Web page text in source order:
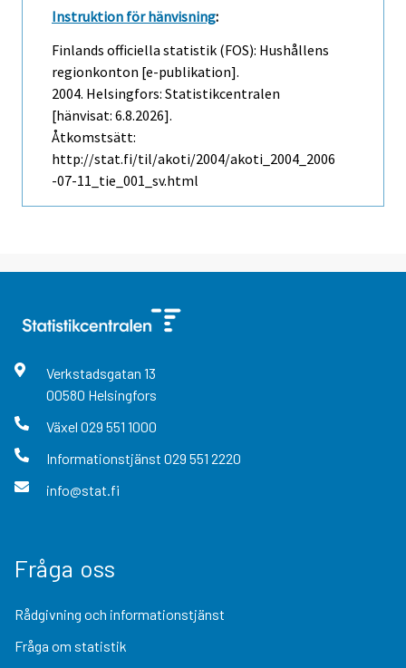
Instruktion för hänvisning:
Finlands officiella statistik (FOS): Hushållens
regionkonton [e-publikation].
2004. Helsingfors: Statistikcentralen
[hänvisat: 6.8.2026].
Åtkomstsätt:
http://stat.fi/til/akoti/2004/akoti_2004_2006
-07-11_tie_001_sv.html
Verkstadsgatan 13
00580 Helsingfors
Växel 029 551 1000
Informationstjänst 029 551 2220
info@stat.fi
Fråga oss
Rådgivning och informationstjänst
Fråga om statistik